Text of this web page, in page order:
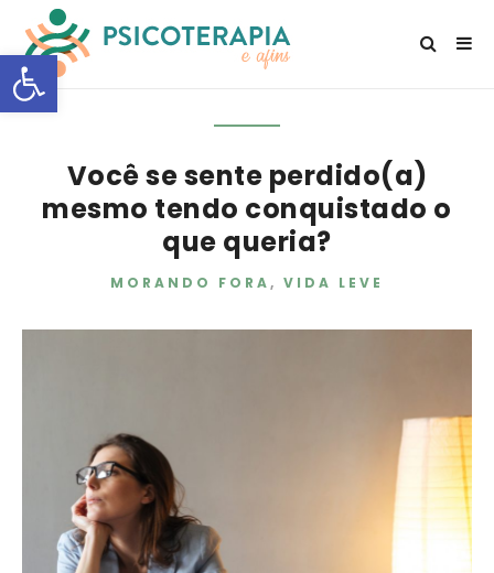
Open toolbar
Você se sente perdido(a)
mesmo tendo conquistado o
que queria?
MORANDO FORA, VIDA LEVE